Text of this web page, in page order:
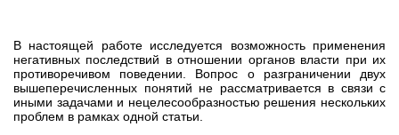
В настоящей работе исследуется возможность применения
негативных последствий в отношении органов власти при их
противоречивом поведении. Вопрос о разграничении двух
вышеперечисленных понятий не рассматривается в связи с
иными задачами и нецелесообразностью решения нескольких
проблем в рамках одной статьи.